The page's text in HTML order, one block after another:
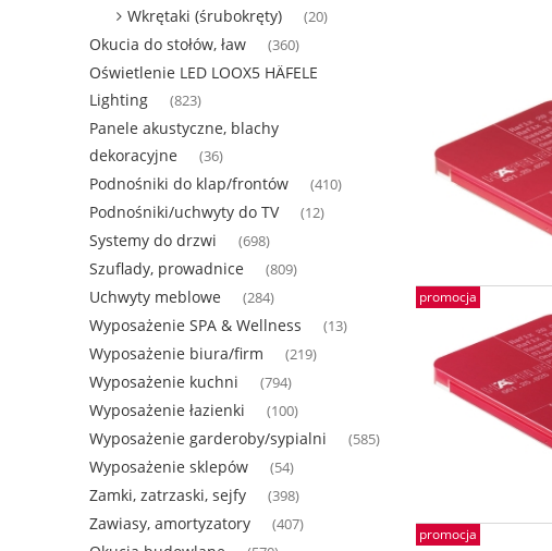
Wkrętaki (śrubokręty) (20)
Okucia do stołów, ław (360)
Oświetlenie LED LOOX5 HÄFELE
Lighting
(823)
Panele akustyczne, blachy
dekoracyjne
(36)
Podnośniki do klap/frontów (410)
Podnośniki/uchwyty do TV (12)
Systemy do drzwi (698)
Szuflady, prowadnice (809)
Uchwyty meblowe (284)
Wyposażenie SPA & Wellness (13)
Wyposażenie biura/firm (219)
Wyposażenie kuchni (794)
Wyposażenie łazienki (100)
Wyposażenie garderoby/sypialni (585)
Wyposażenie sklepów (54)
Zamki, zatrzaski, sejfy (398)
Zawiasy, amortyzatory (407)
promocja
promocja